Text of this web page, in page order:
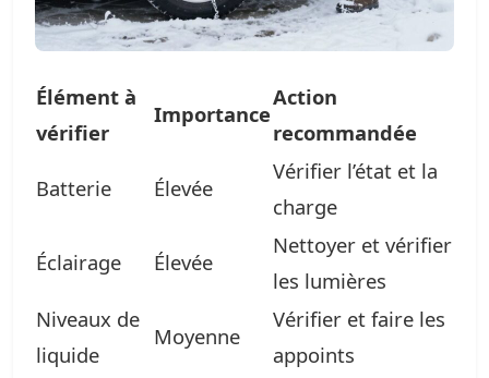
Élément à
vérifier
Importance
Action
recommandée
Batterie Élevée
Vérifier l’état et la
charge
Éclairage Élevée
Nettoyer et vérifier
les lumières
Niveaux de
liquide
Moyenne
Vérifier et faire les
appoints